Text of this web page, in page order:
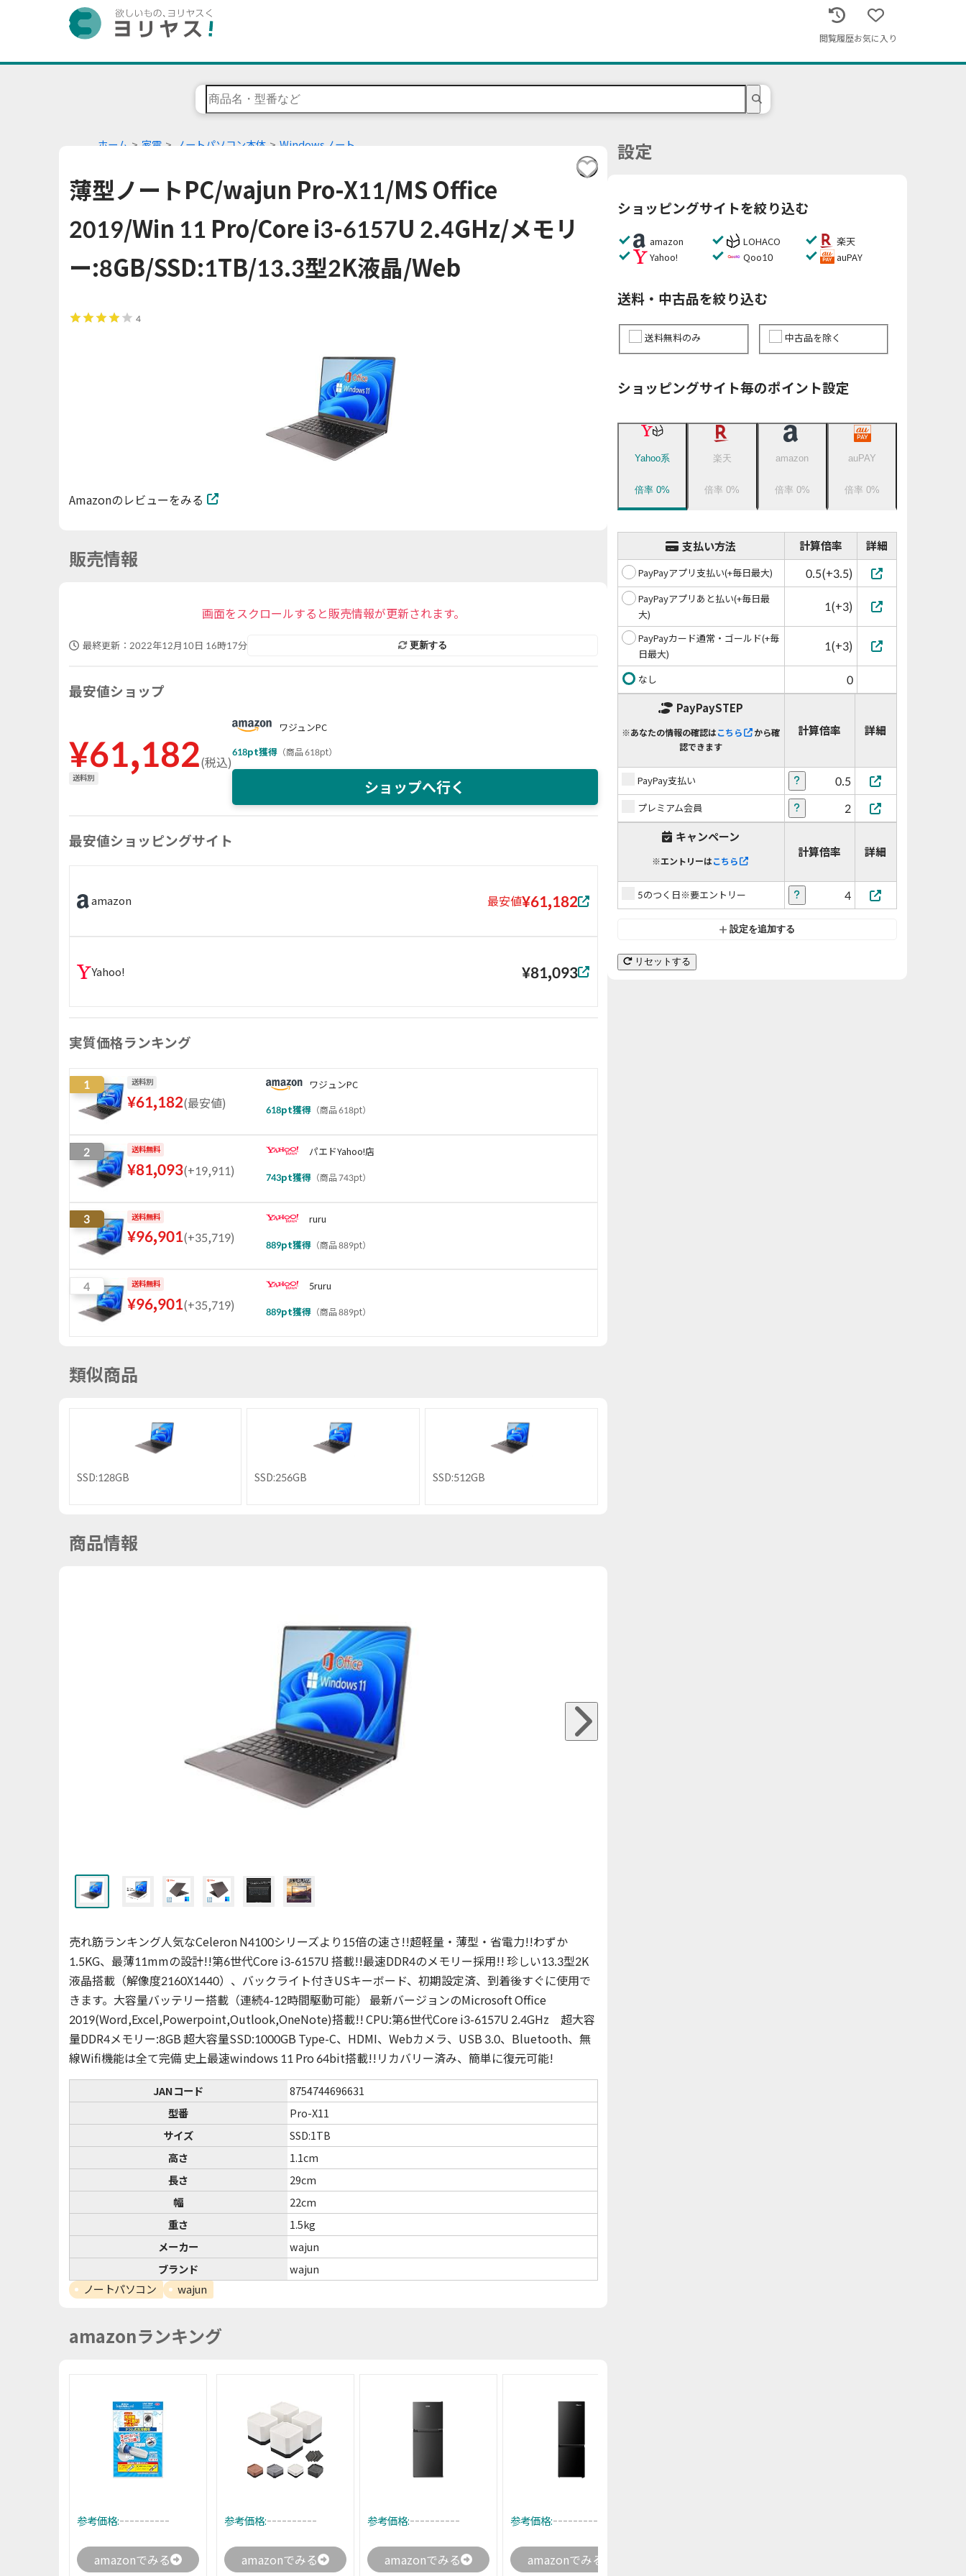
閲覧履歴お気に入り
ホーム 家電 ノートパソコン本体 Windowsノート
薄型ノートPC/wajun Pro-X11/MS Office
2019/Win 11 Pro/Core i3-6157U 2.4GHz/メモリ
ー:8GB/SSD:1TB/13.3型2K液晶/Web
4
Amazonのレビューをみる
販売情報
画面をスクロールすると販売情報が更新されます。
最終更新： 2022年12月10日 16時17分 更新する
最安値ショップ
¥61,182(税込)
送料別
ワジュンPC
618pt獲得 （商品 618pt）
ショップへ行く
最安値ショッピングサイト
amazon 最安値¥61,182
Yahoo! ¥81,093
実質価格ランキング
1 送料別
¥61,182(最安値)
ワジュンPC
618pt獲得 （商品 618pt）
2 送料無料
¥81,093(+19,911)
パエドYahoo!店
743pt獲得 （商品 743pt）
3 送料無料
¥96,901(+35,719)
ruru
889pt獲得 （商品 889pt）
4 送料無料
¥96,901 (+35,719)
5ruru
889pt獲得 （商品 889pt）
類似商品
SSD:128GB SSD:256GB SSD:512GB
商品情報
売れ筋ランキング人気なCeleron N4100シリーズより15倍の速さ!!超軽量・薄型・省電力!!わずか
1.5KG、最薄11mmの設計!!第6世代Core i3-6157U 搭載!!最速DDR4のメモリー採用!! 珍しい13.3型2K
液晶搭載（解像度2160X1440）、バックライト付きUSキーボード、初期設定済、到着後すぐに使用で
きます。大容量バッテリー搭載（連続4-12時間駆動可能） 最新バージョンのMicrosoft Office
2019(Word,Excel,Powerpoint,Outlook,OneNote)搭載!! CPU:第6世代Core i3-6157U 2.4GHz 超大容
量DDR4メモリー:8GB 超大容量SSD:1000GB Type-C、HDMI、Webカメラ、USB 3.0、Bluetooth、無
線Wifi機能は全て完備 史上最速windows 11 Pro 64bit搭載!!リカバリー済み、簡単に復元可能!
JANコード
8754744696631
型番
Pro-X11
サイズ
SSD:1TB
高さ
1.1cm
長さ
29cm
幅
22cm
重さ
1.5kg
メーカー
wajun
ブランド
wajun
ノートパソコン wajun
amazonランキング
参考価格:----------
amazonでみる
参考価格:----------
amazonでみる
参考価格:----------
amazonでみる
参考価格:----------
amazonでみる
設定
ショッピングサイトを絞り込む
amazon LOHACO
楽天
Yahoo!
Qoo10 auPAY
送料・中古品を絞り込む
送料無料のみ 中古品を除く
ショッピングサイト毎のポイント設定
Yahoo系
倍率0%
楽天
倍率0%
amazon
倍率 0%
auPAY
倍率0%
支払い方法 計算倍率 詳細
PayPayアプリ支払い(+毎日最大) 0.5(+3.5)
PayPayアプリあと払い(+毎日最
大)
1(+3)
PayPayカード通常・ゴールド(+毎
日最大)
1(+3)
なし 0
PayPaySTEP
※あなたの情報の確認はこちら
から確
認できます
計算倍率 詳細
PayPay支払い 0.5
プレミアム会員 2
キャンペーン
※エントリーはこちら
計算倍率 詳細
5のつく日※要エントリー 4
設定を追加する
リセットする